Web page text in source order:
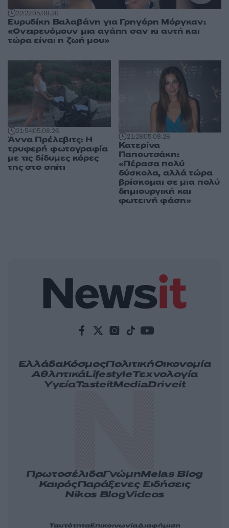
22:2205.08.26
Ευρυδίκη Βαλαβάνη για Γρηγόρη Μόργκαν:
«Ονειρευόμουν μια αγάπη σαν κι αυτή και
τώρα είναι η ζωή μου»
21:5405.08.26
Άννα Πρέλεβιτς: Η
τρυφερή φωτογραφία
με τις δίδυμες κόρες
της στο σπίτι
21:2805.08.26
Κατερίνα
Παπουτσάκη:
«Πέρασα πολύ
δύσκολα, αλλά τώρα
βρίσκομαι σε μια πολύ
δημιουργική και
φωτεινή φάση»
ΕλλάδαΚόσμοςΠολιτικήΟικονομία
ΑθλητικάLifestyleΤεχνολογία
ΥγείαTasteitMediaDriveit
ΠρωτοσέλιδαΓνώμηMelas Blog
ΚαιρόςΠαράξενες Ειδήσεις
Nikos BlogVideos
ΤαυτότηταΕπικοινωνίαΔιαφήμιση